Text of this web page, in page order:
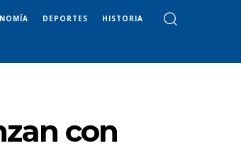
DEPORTES HISTORIA
con